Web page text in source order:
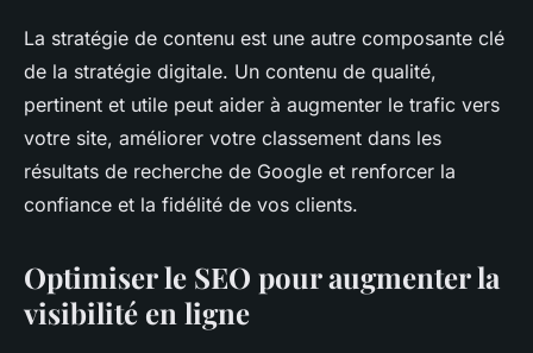
La stratégie de contenu est une autre composante clé
de la stratégie digitale. Un contenu de qualité,
pertinent et utile peut aider à augmenter le trafic vers
votre site, améliorer votre classement dans les
résultats de recherche de Google et renforcer la
confiance et la fidélité de vos clients.
Optimiser le SEO pour augmenter la
visibilité en ligne